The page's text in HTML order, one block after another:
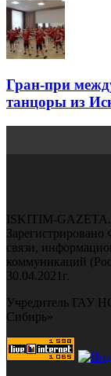
Гран-при
танцоры из
ISKITIM-
связи,
коммуникаций
30.04.2021г.
Учредитель ГАУ
Сибирь»